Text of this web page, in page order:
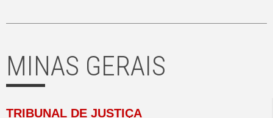
MINAS GERAIS
TRIBUNAL DE JUSTIÇA